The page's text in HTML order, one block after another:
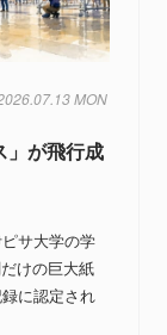
MON
」が飛行成
サ大学の学
けの巨大紙
に認定され